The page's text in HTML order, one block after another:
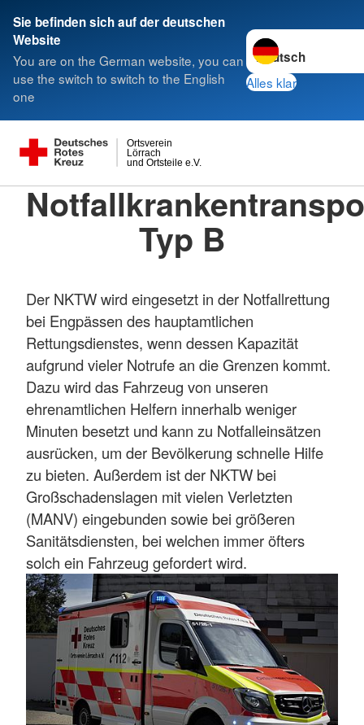
Sie befinden sich auf der deutschen
Website
You are on the German website, you can
use the switch to switch to the English
one
Sprache wechseln
Alles klar
und Ortsteile e.V.
Lörrach
Ortsverein
Typ B
Der NKTW wird eingesetzt in der Notfallrettung
bei Engpässen des hauptamtlichen
Rettungsdienstes, wenn dessen Kapazität
aufgrund vieler Notrufe an die Grenzen kommt.
Dazu wird das Fahrzeug von unseren
ehrenamtlichen Helfern innerhalb weniger
Minuten besetzt und kann zu Notfalleinsätzen
ausrücken, um der Bevölkerung schnelle Hilfe
zu bieten. Außerdem ist der NKTW bei
Großschadenslagen mit vielen Verletzten
(MANV) eingebunden sowie bei größeren
Sanitätsdiensten, bei welchen immer öfters
solch ein Fahrzeug gefordert wird.